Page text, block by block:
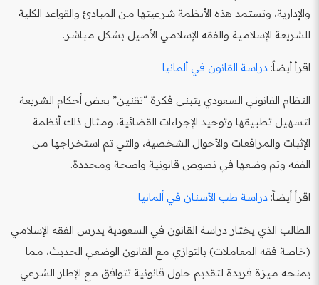
والإدارية، وتستمد هذه الأنظمة شرعيتها من المبادئ والقواعد الكلية
للشريعة الإسلامية والفقه الإسلامي الأصيل بشكل مباشر.
اقرأ أيضاً: دراسة القانون في ألمانيا
النظام القانوني السعودي يتبنى فكرة “تقنين” بعض أحكام الشريعة
لتسهيل تطبيقها وتوحيد الإجراءات القضائية، ومثال ذلك أنظمة
الإثبات والمرافعات والأحوال الشخصية، والتي تم استخراجها من
الفقه وتم وضعها في نصوص قانونية واضحة ومحددة.
اقرأ أيضاً: دراسة طب الأسنان في ألمانيا
الطالب الذي يختار دراسة القانون في السعودية يدرس الفقه الإسلامي
(خاصة فقه المعاملات) بالتوازي مع القانون الوضعي الحديث، مما
يمنحه ميزة فريدة لتقديم حلول قانونية تتوافق مع الإطار الشرعي